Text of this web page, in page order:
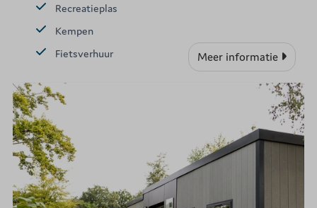
Recreatieplas
Kempen
Fietsverhuur
Meer informatie